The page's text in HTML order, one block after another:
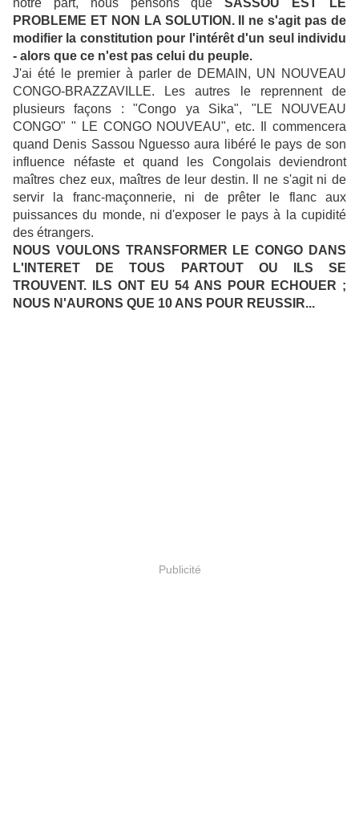
notre part, nous pensons queSASSOU EST LE
PROBLEME ET NON LA SOLUTION. Il ne s'agit pas de
modifier la constitution pour l'intérêt d'un seul individu
- alors que ce n'est pas celui du peuple.
J'ai été le premier à parler de DEMAIN, UN NOUVEAU
CONGO-BRAZZAVILLE. Les autres le reprennent de
plusieurs façons : "Congo ya Sika", "LE NOUVEAU
CONGO" " LE CONGO NOUVEAU", etc. Il commencera
quand Denis Sassou Nguesso aura libéré le pays de son
influence néfaste et quand les Congolais deviendront
maîtres chez eux, maîtres de leur destin. Il ne s'agit ni de
servir la franc-maçonnerie, ni de prêter le flanc aux
puissances du monde, ni d'exposer le pays à la cupidité
des étrangers.
NOUS VOULONS TRANSFORMER LE CONGO DANS
L'INTERET DE TOUS PARTOUT OU ILS SE
TROUVENT. ILS ONT EU 54 ANS POUR ECHOUER ;
NOUS N'AURONS QUE 10 ANS POUR REUSSIR...
Publicité